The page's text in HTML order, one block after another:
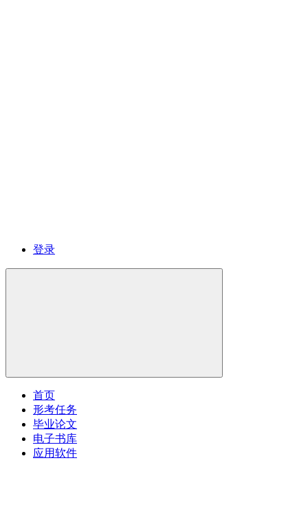
登录
首页
形考任务
毕业论文
电子书库
应用软件